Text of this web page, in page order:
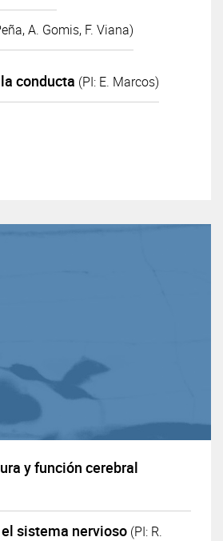
A. Gomis, F. Viana)
conducta (PI: E. Marcos)
y función cerebral
sistema nervioso (PI: R.